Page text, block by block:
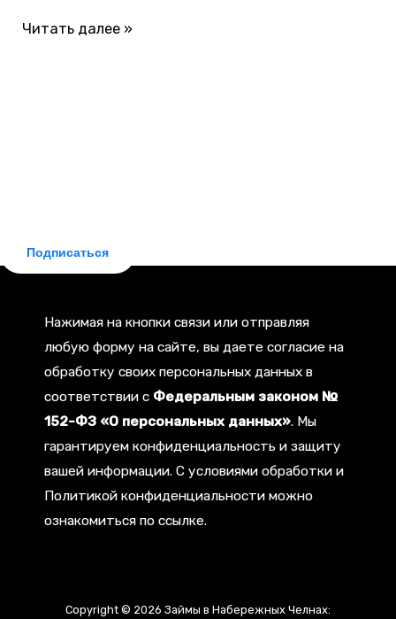
Читать далее »
Подписаться
Нажимая на кнопки связи или отправляя
любую форму на сайте, вы даете согласие на
обработку своих персональных данных в
соответствии с Федеральным законом №
152-ФЗ «О персональных данных». Мы
гарантируем конфиденциальность и защиту
вашей информации. С условиями обработки и
Политикой конфиденциальности можно
ознакомиться по ссылке.
Copyright © 2026 Займы в Набережных Челнах: